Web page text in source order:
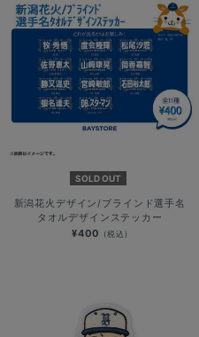
SOLD OUT
新潟花火デザイン/ブラインド選手名
タオルデザインステッカー
¥400 (税込)